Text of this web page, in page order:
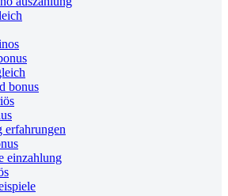
bonus
erfahrungen
einzahlung